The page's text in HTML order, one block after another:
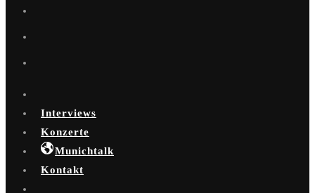
Interviews
Konzerte
Munichtalk
Kontakt